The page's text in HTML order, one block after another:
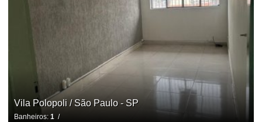
Vila Polopoli / São Paulo - SP
Banheiros: 1/